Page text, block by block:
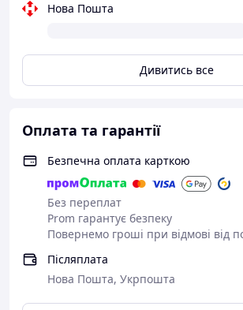
Нова Пошта
Дивитись все
Оплата та гарантії
Безпечна оплата карткою
Без переплат
Prom гарантує безпеку
Повернемо гроші при відмові від
Післяплата
Нова Пошта, Укрпошта